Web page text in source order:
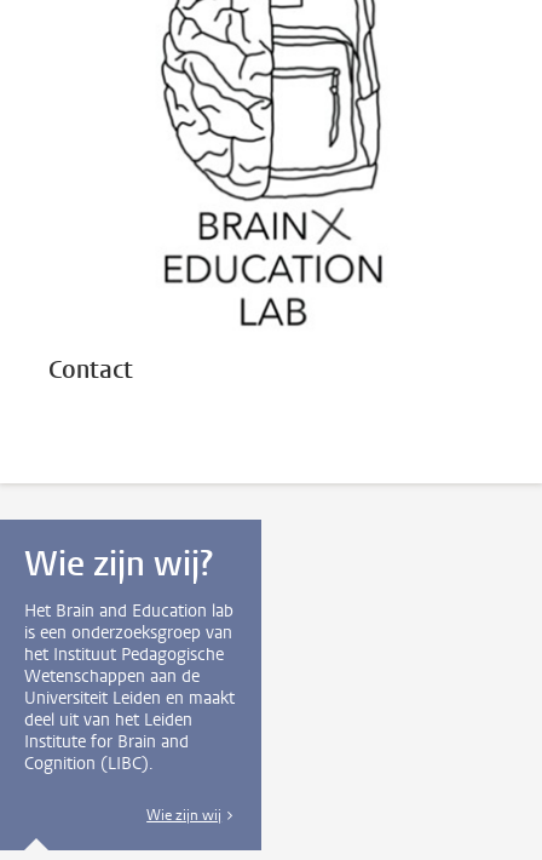
Contact
Wie zijn wij?
Het Brain and Education lab
is een onderzoeksgroep van
het Instituut Pedagogische
Wetenschappen aan de
Universiteit Leiden en maakt
deel uit van het Leiden
Institute for Brain and
Cognition (LIBC).
Wie zijn wij